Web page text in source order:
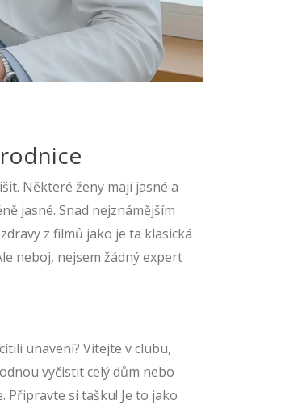
Některé ženy mají jasné a
jasné. Snad nejznámějším
z filmů jako je ta klasická
neboj, nejsem žádný expert
unavení? Vítejte v clubu,
vyčistit celý dům nebo
Připravte si tašku! Je to jako